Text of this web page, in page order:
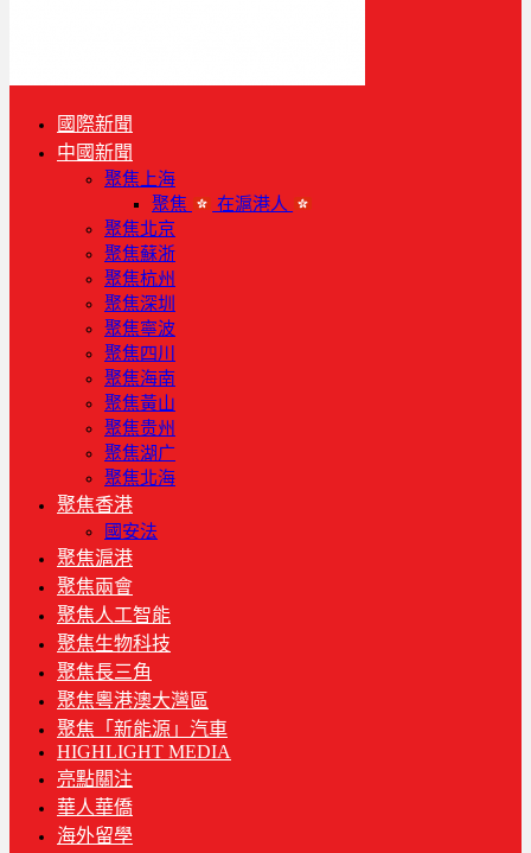
國際新聞
中國新聞
聚焦上海
聚焦
在滬港人
聚焦北京
聚焦蘇浙
聚焦杭州
聚焦深圳
聚焦寧波
聚焦四川
聚焦海南
聚焦黃山
聚焦贵州
聚焦湖广
聚焦北海
聚焦香港
國安法
聚焦滬港
聚焦兩會
聚焦人工智能
聚焦生物科技
聚焦長三角
聚焦粵港澳大灣區
聚焦「新能源」汽車
HIGHLIGHT MEDIA
亮點關注
華人華僑
海外留學